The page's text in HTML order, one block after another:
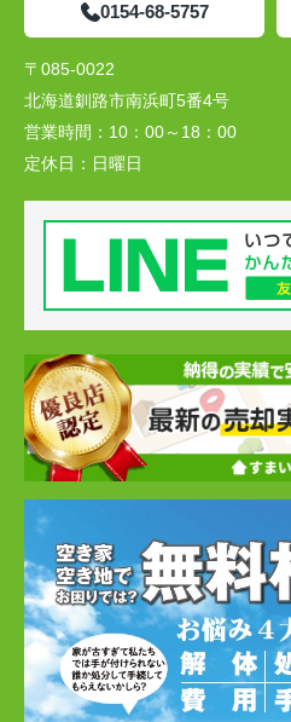
0154-68-5757
〒085-0022
北海道釧路市南浜町5番4号
営業時間： 10：00～18：00
定休日： 日曜日